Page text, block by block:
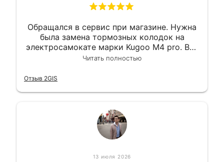
Обращался в сервис при магазине. Нужна
была замена тормозных колодок на
электросамокате марки Kugoo M4 pro. Всё
сделали в лучшем виде и в максимально
гарантии, поэтому и обратился в этот
Читать полностью
Отзыв 2GIS
13 июля 2026